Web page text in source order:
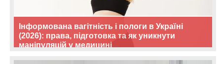
Інформована вагітність і пологи в Україні
(2026): права, підготовка та як уникнути
маніпуляцій у медицині